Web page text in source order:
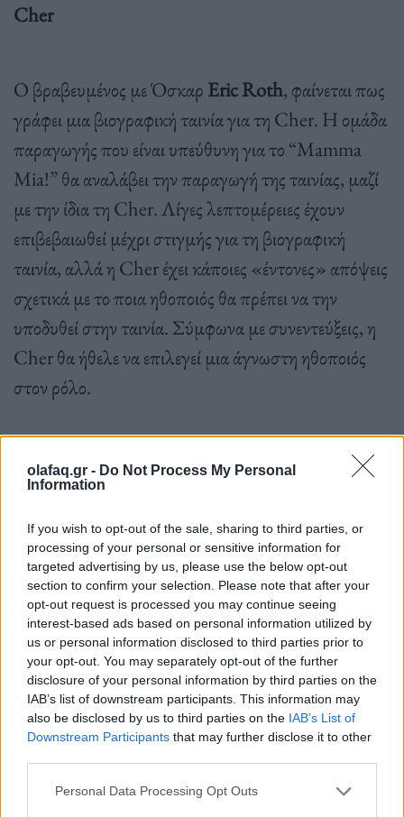
olafaq.gr - Do Not Process My Personal
Information
If you wish to opt-out of the sale, sharing to third parties, or
processing of your personal or sensitive information for
targeted advertising by us, please use the below opt-out
section to confirm your selection. Please note that after your
opt-out request is processed you may continue seeing
interest-based ads based on personal information utilized by
us or personal information disclosed to third parties prior to
your opt-out. You may separately opt-out of the further
disclosure of your personal information by third parties on the
IAB’s list of downstream participants. This information may
also be disclosed by us to third parties on the IAB’s List of
Downstream Participants that may further disclose it to other
Personal Data Processing Opt Outs
Cher
Ο βραβευμένος με Όσκαρ Eric Roth, φαίνεται πως
γράφει μια βιογραφική ταινία για τη Cher. Η ομάδα
παραγωγής που είναι υπεύθυνη για το “Mamma
Mia!” θα αναλάβει την παραγωγή της ταινίας, μαζί
με την ίδια τη Cher. Λίγες λεπτομέρειες έχουν
επιβεβαιωθεί μέχρι στιγμής για τη βιογραφική
ταινία, αλλά η Cher έχει κάποιες «έντονες» απόψεις
σχετικά με το ποια ηθοποιός θα πρέπει να την
υποδυθεί στην ταινία. Σύμφωνα με συνεντεύξεις, η
Cher θα ήθελε να επιλεγεί μια άγνωστη ηθοποιός
στον ρόλο.
Bob Marley